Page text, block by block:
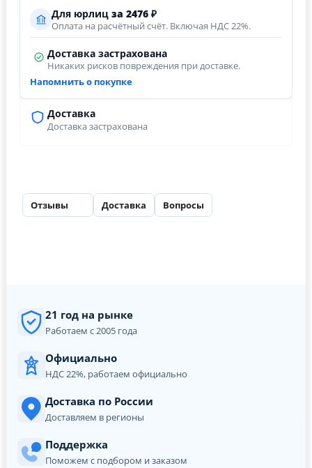
Доставка
Доставка застрахована
Для юрлиц за 2476 ₽
Оплата на расчётный счёт. Включая НДС 22%.
Доставка застрахована
Никаких рисков повреждения при доставке.
Напомнить о покупке
Отзывы Доставка Вопросы
21 год на рынке
Работаем с 2005 года
Официально
НДС 22%, работаем официально
Доставка по России
Доставляем в регионы
Поддержка
Поможем с подбором и заказом